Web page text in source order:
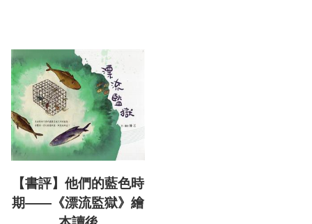
【書評】他們的藍色時
期——《漂流監獄》繪